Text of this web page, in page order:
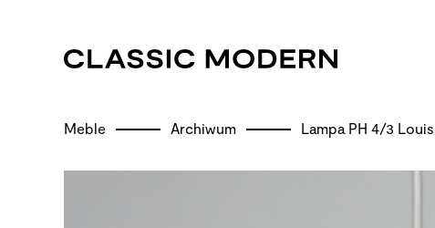
Meble Archiwum Lampa PH 4/3